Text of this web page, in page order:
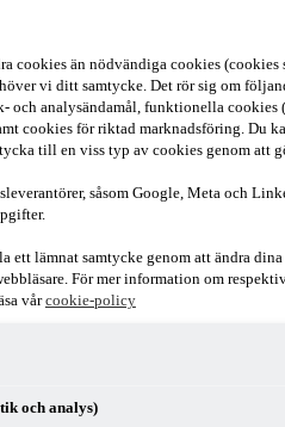
den 17 april 2026 (mål nr
utlåning till sitt
enligt mervärdesskattedirektivet.
och fastslog att ränteintäkterna
avdragsgill ingående
avdragsrätten till fem procent.
cookies än nödvändiga cookies (cookies
vi ditt samtycke. Det rör sig om
och analysändamål, funktionella
cookies för riktad marknadsföring. Du
till en viss typ av cookies genom att
såsom Google, Meta och
ett lämnat samtycke genom att ändra
För mer information om
vårcookie-policy
och analys)